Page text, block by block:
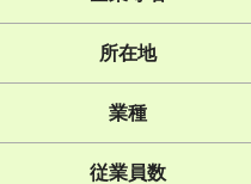
所在地
業種
従業員数